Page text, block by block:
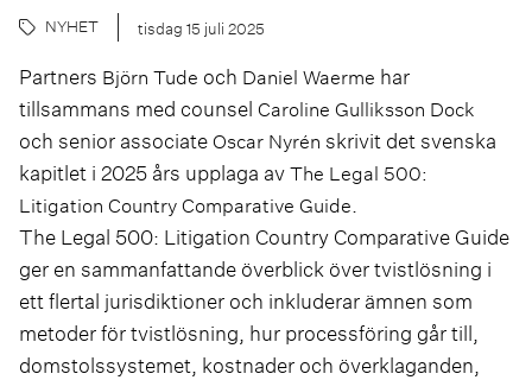
NYHET tisdag 15 juli 2025
Partners Björn Tude och Daniel Waerme har
tillsammans med counsel Caroline Gulliksson Dock
och senior associateOscar Nyrén skrivit det svenska
kapitlet i 2025 års upplaga avThe Legal 500:
Litigation Country Comparative Guide.
The Legal 500: Litigation Country Comparative Guide
ger en sammanfattande överblick över tvistlösning i
ett flertal jurisdiktioner och inkluderar ämnen som
metoder för tvistlösning, hur processföring går till,
domstolssystemet, kostnader och överklaganden,